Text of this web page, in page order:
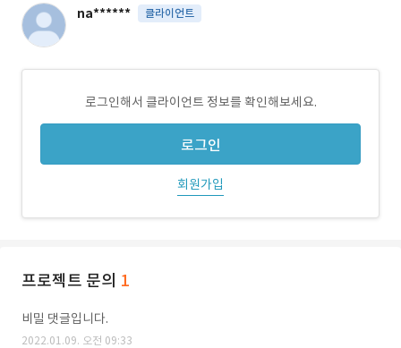
na****** 클라이언트
로그인해서 클라이언트 정보를 확인해보세요.
로그인
회원가입
프로젝트 문의 1
비밀 댓글입니다.
2022.01.09. 오전 09:33